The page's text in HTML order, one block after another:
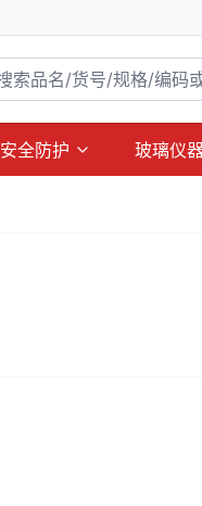
安全防护 玻璃仪